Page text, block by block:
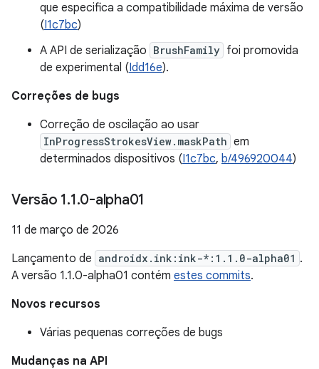
que especifica a compatibilidade máxima de versão
(I1c7bc)
A API de serialização BrushFamily foi promovida
de experimental (Idd16e).
Correções de bugs
Correção de oscilação ao usar
InProgressStrokesView.maskPath em
determinados dispositivos (I1c7bc, b/496920044)
Versão 1.1.0-alpha01
11 de março de 2026
Lançamento de androidx.ink:ink-*:1.1.0-alpha01 .
A versão 1.1.0-alpha01 contém estes commits.
Novos recursos
Várias pequenas correções de bugs
Mudanças na API